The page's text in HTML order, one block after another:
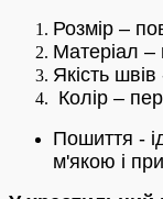
Розмір –
Матеріал –
Якість
Колір –
Пошиття -
м'якою і